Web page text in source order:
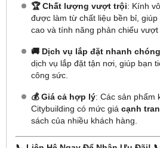
🏆 Chất lượng vượt trội: Kính
được làm từ chất liệu bền bỉ,
cao và tính năng phản chiếu vượt
🚚 Dịch vụ lắp đặt nhanh chóng
dịch vụ lắp đặt tận nơi, giúp bạn
công sức.
💰 Giá cả hợp lý: Các sản phẩm
Citybuilding có mức giá cạnh
sách của nhiều khách hàng.